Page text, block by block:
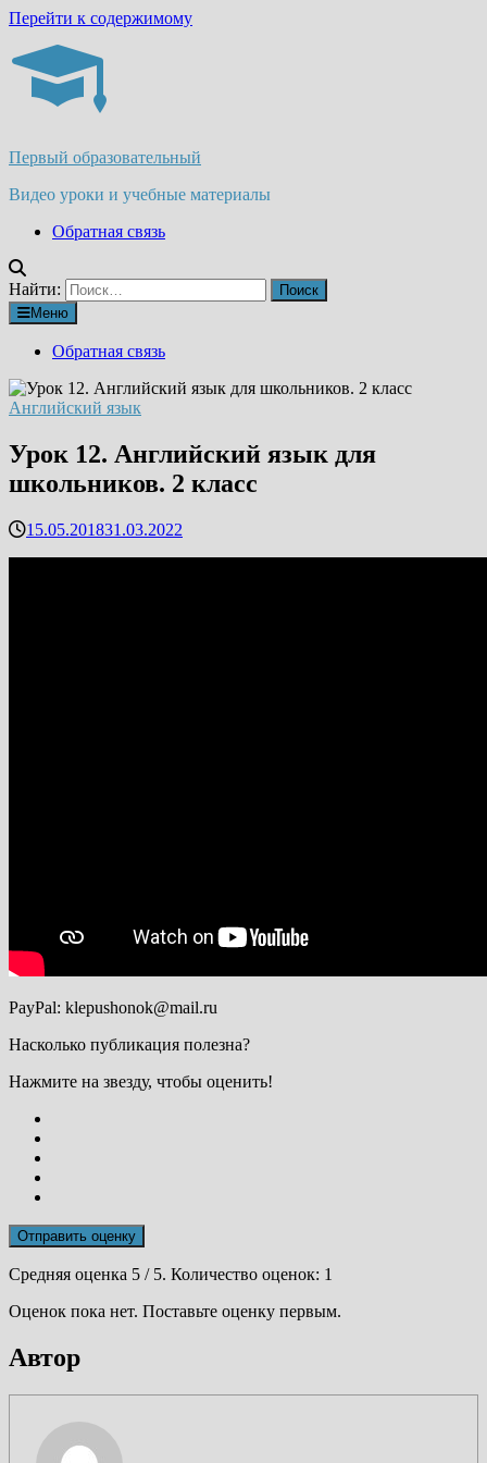
Перейти к содержимому
Первый образовательный
Видео уроки и учебные материалы
Обратная связь
Найти:
Меню
Обратная связь
Английский язык
Урок 12. Английский язык для
школьников. 2 класс
15.05.201831.03.2022
PayPal: klepushonok@mail.ru
Насколько публикация полезна?
Нажмите на звезду, чтобы оценить!
Отправить оценку
Средняя оценка 5 / 5. Количество оценок: 1
Оценок пока нет. Поставьте оценку первым.
Автор